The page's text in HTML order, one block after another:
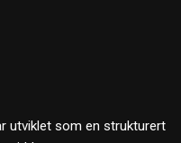
utviklet som en strukturert